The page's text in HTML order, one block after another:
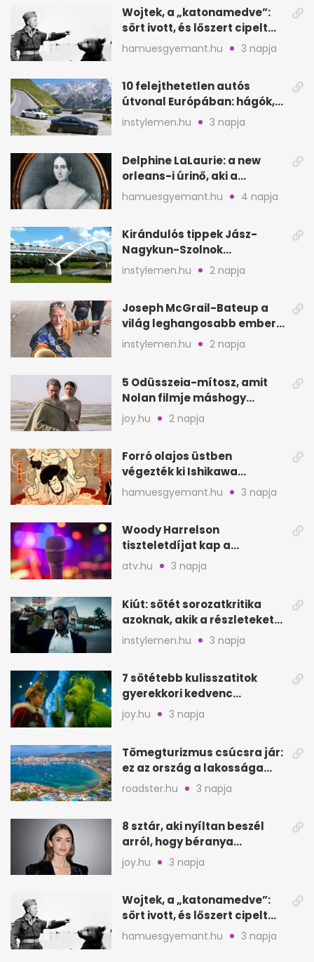
Wojtek, a „katonamedve”:
sört ivott, és lőszert cipelt
Monte Cassinónál
hamuesgyemant.hu 3 napja
10 felejthetetlen autós
útvonal Európában: hágók,
partok, fjordok
instylemen.hu 3 napja
Delphine LaLaurie: a new
orleans-i úrinő, aki a
padláson kínzott
hamuesgyemant.hu 4 napja
Kirándulós tippek Jász-
Nagykun-Szolnok
megyében: 6 kihagyhatatlan
hely
instylemen.hu 2 napja
Joseph McGrail-Bateup a
világ leghangosabb embere
lett Ausztráliából
instylemen.hu 2 napja
5 Odüsszeia-mítosz, amit
Nolan filmje máshogy
mutat, mint Homérosz
joy.hu 2 napja
Forró olajos üstben
végezték ki Ishikawa
Goemont, Japán Robin
Hoodját
hamuesgyemant.hu 3 napja
Woody Harrelson
tiszteletdíjat kap a
Szarajevói Filmfesztiválon
atv.hu 3 napja
Kiút: sötét sorozatkritika
azoknak, akik a részleteket
keresik
instylemen.hu 3 napja
7 sötétebb kulisszatitok
gyerekkori kedvenc
filmjeinkről a Joy szerint
joy.hu 3 napja
Tömegturizmus csúcsra jár:
ez az ország a lakossága
kétszeresét fogadja
roadster.hu 3 napja
8 sztár, aki nyíltan beszél
arról, hogy béranya
segítette a családalapítást
joy.hu 3 napja
Wojtek, a „katonamedve”:
sört ivott, és lőszert cipelt
Monte Cassinónál
hamuesgyemant.hu 3 napja